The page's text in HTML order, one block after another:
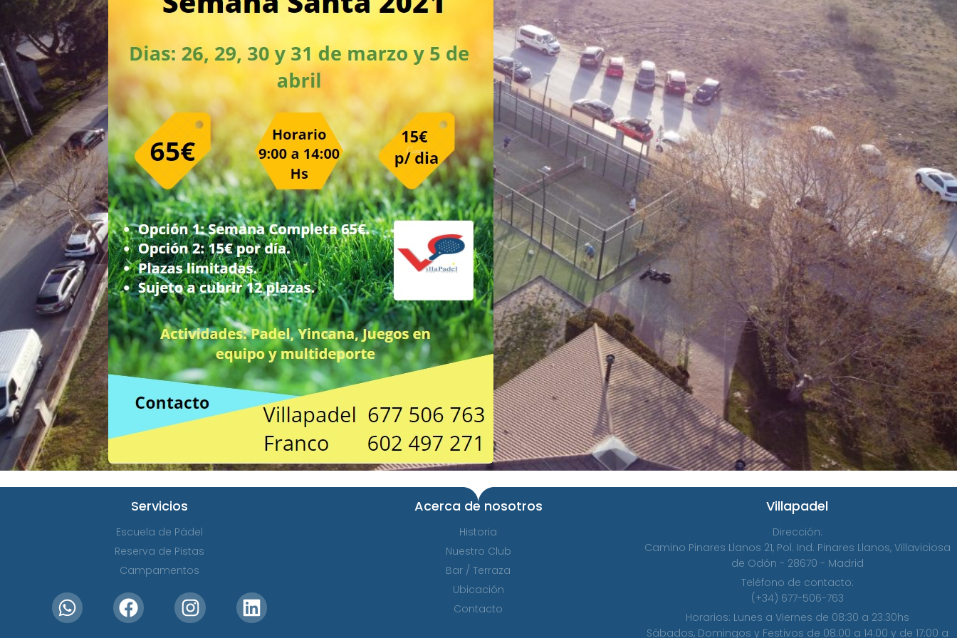
Servicios
Escuela de Pádel
Reserva de Pistas
Campamentos
Acerca de nosotros
Historia
Nuestro Club
Bar / Terraza
Ubicación
Contacto
Villapadel
Dirección:
Camino Pinares Llanos 21, Pol. Ind. Pinares Llanos, Villaviciosa
de Odón - 28670 - Madrid
Teléfono de contacto:
(+34) 677-506-763
Horarios: Lunes a Viernes de 08:30 a 23:30hs
Sábados, Domingos y Festivos de 08:00 a 14:00 y de 17:00 a